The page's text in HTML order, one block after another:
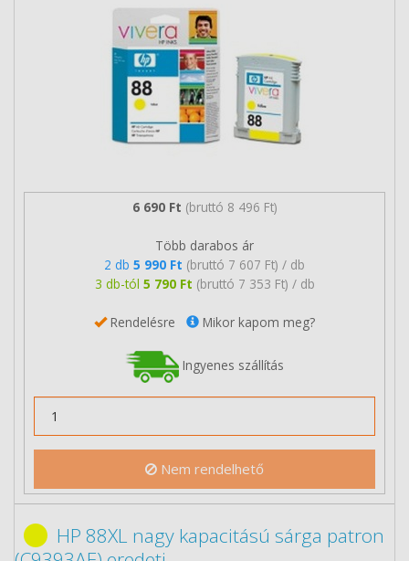
6 690 Ft (bruttó 8 496 Ft)
Több darabos ár
2 db 5 990 Ft (bruttó 7 607 Ft) / db
3 db-tól 5 790 Ft (bruttó 7 353 Ft) / db
Rendelésre Mikor kapom meg?
Ingyenes szállítás
Nem rendelhető
HP 88XL nagy kapacitású sárga patron